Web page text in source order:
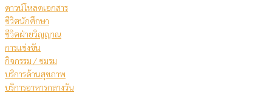
ดาวน์โหลดเอกสาร
ชีวิตนักศึกษา
ชีวิตฝ่ายวิญญาณ
การแข่งขัน
กิจกรรม / ชมรม
บริการด้านสุขภาพ
บริการอาหารกลางวัน